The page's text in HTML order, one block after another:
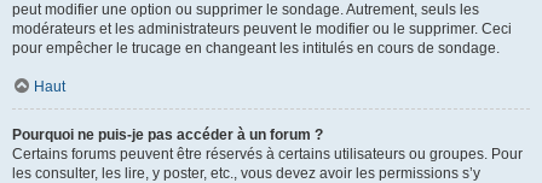
peut modifier une option ou supprimer le sondage. Autrement, seuls les
modérateurs et les administrateurs peuvent le modifier ou le supprimer. Ceci
pour empêcher le trucage en changeant les intitulés en cours de sondage.
Haut
Pourquoi ne puis-je pas accéder à un forum ?
Certains forums peuvent être réservés à certains utilisateurs ou groupes. Pour
les consulter, les lire, y poster, etc., vous devez avoir les permissions s’y